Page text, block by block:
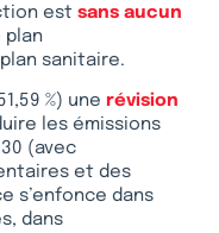
est sans aucun
plan
sanitaire.
%) une révision
les émissions
(avec
et des
s’enfonce dans
dans